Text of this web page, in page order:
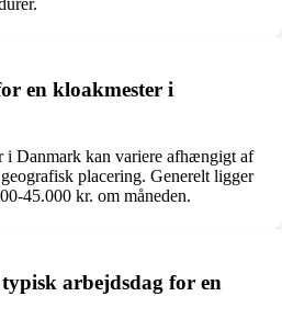
en kloakmester i
i Danmark kan variere afhængigt af
placering. Generelt ligger
45.000 kr. om måneden.
arbejdsdag for en